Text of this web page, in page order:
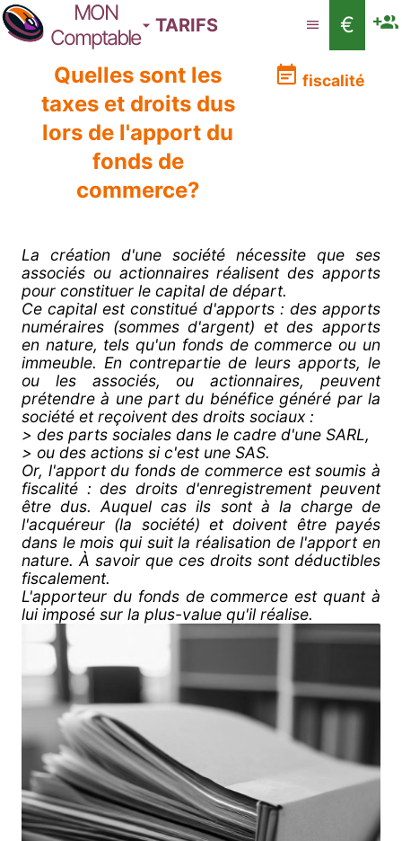
MON
Comptable
TARIFS
€
Quelles sont les
taxes et droits dus
lors de l'apport du
fonds de
commerce?
fiscalité
La création d'une société nécessite que ses
associés ou actionnaires réalisent des apports
pour constituer le capital de départ.
Ce capital est constitué d'apports : des apports
numéraires (sommes d'argent) et des apports
en nature, tels qu'un fonds de commerce ou un
immeuble. En contrepartie de leurs apports, le
ou les associés, ou actionnaires, peuvent
prétendre à une part du bénéfice généré par la
société et reçoivent des droits sociaux :
> des parts sociales dans le cadre d'une SARL,
> ou des actions si c'est une SAS.
Or, l'apport du fonds de commerce est soumis à
fiscalité : des droits d'enregistrement peuvent
être dus. Auquel cas ils sont à la charge de
l'acquéreur (la société) et doivent être payés
dans le mois qui suit la réalisation de l'apport en
nature. À savoir que ces droits sont déductibles
fiscalement.
L'apporteur du fonds de commerce est quant à
lui imposé sur la plus-value qu'il réalise.